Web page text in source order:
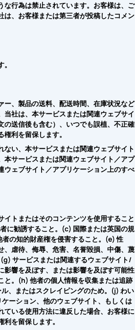
な行為は禁止されています。お客様は、ご
は、お客様または第三者が投稿したコメン
、製品の送料、配送時間、在庫状況など
社は、本サービスまたは関連ウェブサイ
の送信後も含む）、いつでも誤植、不正確
利を留保します。
い、本サービスまたは関連ウェブサイト
本サービスまたは関連ウェブサイト／アプ
ウェブサイト／アプリケーション上のすべ
トまたはそのコンテンツを使用すること
に勧誘すること。(c) 国際または英国の規
の知的財産権を侵害すること。(e) 性
虐待、侮辱、危害、名誉毀損、中傷、蔑
サービスまたは関連するウェブサイト/
響を及ぼす、または影響を及ぼす可能性
と。(h) 他者の個人情報を収集または追跡
、またはスクレイピングのため。(j) わい
ーション、他のウェブサイト、もしくは
いる使用方法に違反した場合、お客様に
を留保します。